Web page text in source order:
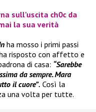
sull’uscita ch0c da
la sua verità
ha mosso i primi passi
risposto con affetto e
di casa: “Sarebbe
da sempre. Mara
il cuore”. Così la
una volta per tutte.